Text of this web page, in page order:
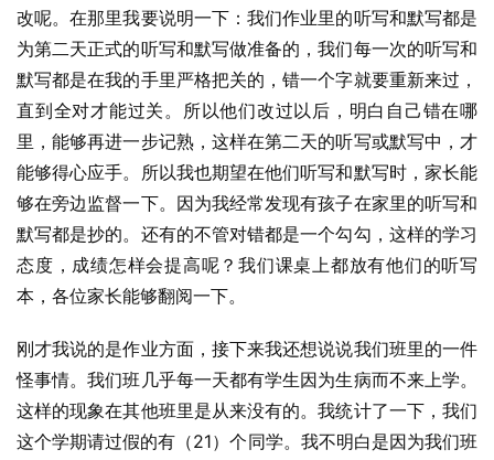
改呢。在那里我要说明一下：我们作业里的听写和默写都是
为第二天正式的听写和默写做准备的，我们每一次的听写和
默写都是在我的手里严格把关的，错一个字就要重新来过，
直到全对才能过关。所以他们改过以后，明白自己错在哪
里，能够再进一步记熟，这样在第二天的听写或默写中，才
能够得心应手。所以我也期望在他们听写和默写时，家长能
够在旁边监督一下。因为我经常发现有孩子在家里的听写和
默写都是抄的。还有的不管对错都是一个勾勾，这样的学习
态度，成绩怎样会提高呢？我们课桌上都放有他们的听写
本，各位家长能够翻阅一下。
刚才我说的是作业方面，接下来我还想说说我们班里的一件
怪事情。我们班几乎每一天都有学生因为生病而不来上学。
这样的现象在其他班里是从来没有的。我统计了一下，我们
这个学期请过假的有（21）个同学。我不明白是因为我们班